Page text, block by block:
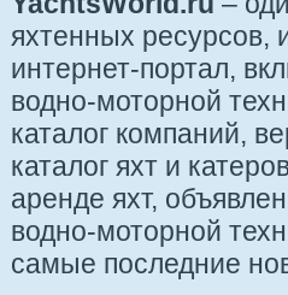
яхтенных ресурсов,
интернет-портал,
водно-моторной
каталог компаний,
каталог яхт и
аренде яхт,
водно-моторной
самые последние